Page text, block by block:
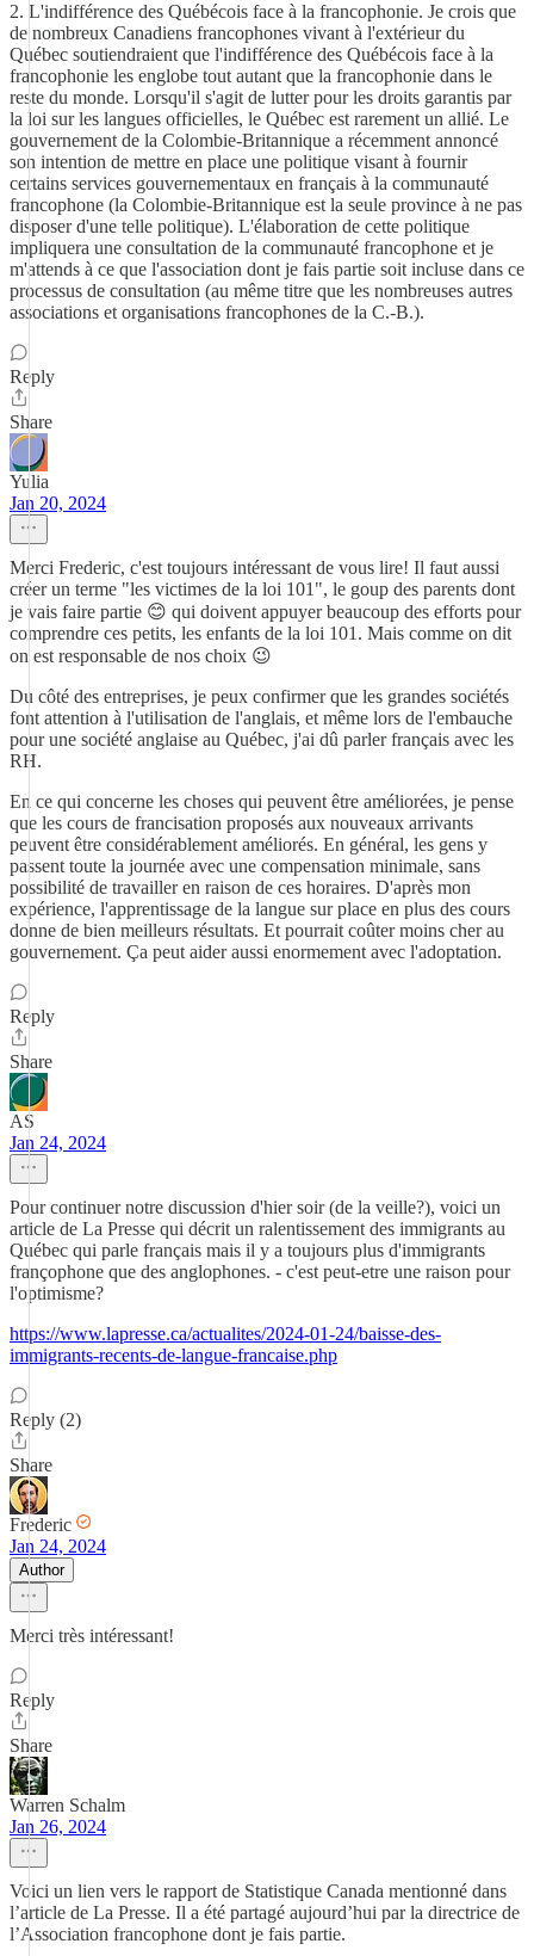
2. L'indifférence des Québécois face à la francophonie. Je crois que
de nombreux Canadiens francophones vivant à l'extérieur du
Québec soutiendraient que l'indifférence des Québécois face à la
francophonie les englobe tout autant que la francophonie dans le
reste du monde. Lorsqu'il s'agit de lutter pour les droits garantis par
la loi sur les langues officielles, le Québec est rarement un allié. Le
gouvernement de la Colombie-Britannique a récemment annoncé
son intention de mettre en place une politique visant à fournir
certains services gouvernementaux en français à la communauté
francophone (la Colombie-Britannique est la seule province à ne pas
disposer d'une telle politique). L'élaboration de cette politique
impliquera une consultation de la communauté francophone et je
m'attends à ce que l'association dont je fais partie soit incluse dans ce
processus de consultation (au même titre que les nombreuses autres
associations et organisations francophones de la C.-B.).
Reply
Share
Yulia
Jan 20, 2024
Merci Frederic, c'est toujours intéressant de vous lire! Il faut aussi
créer un terme "les victimes de la loi 101", le goup des parents dont
je vais faire partie 😊 qui doivent appuyer beaucoup des efforts pour
comprendre ces petits, les enfants de la loi 101. Mais comme on dit
on est responsable de nos choix 😉
Du côté des entreprises, je peux confirmer que les grandes sociétés
font attention à l'utilisation de l'anglais, et même lors de l'embauche
pour une société anglaise au Québec, j'ai dû parler français avec les
RH.
En ce qui concerne les choses qui peuvent être améliorées, je pense
que les cours de francisation proposés aux nouveaux arrivants
peuvent être considérablement améliorés. En général, les gens y
passent toute la journée avec une compensation minimale, sans
possibilité de travailler en raison de ces horaires. D'après mon
expérience, l'apprentissage de la langue sur place en plus des cours
donne de bien meilleurs résultats. Et pourrait coûter moins cher au
gouvernement. Ça peut aider aussi enormement avec l'adoptation.
Reply
Share
AS
Jan 24, 2024
Pour continuer notre discussion d'hier soir (de la veille?), voici un
article de La Presse qui décrit un ralentissement des immigrants au
Québec qui parle français mais il y a toujours plus d'immigrants
françophone que des anglophones. - c'est peut-etre une raison pour
l'optimisme?
https://www.lapresse.ca/actualites/2024-01-24/baisse-des-
immigrants-recents-de-langue-francaise.php
Reply (2)
Share
Frederic
Jan 24, 2024
Author
Merci très intéressant!
Reply
Share
Warren Schalm
Jan 26, 2024
Voici un lien vers le rapport de Statistique Canada mentionné dans
l’article de La Presse. Il a été partagé aujourd’hui par la directrice de
l’Association francophone dont je fais partie.